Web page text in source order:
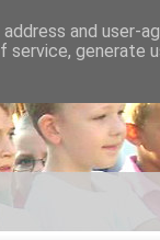
and user-
service, generate